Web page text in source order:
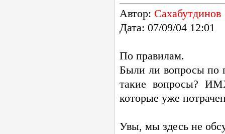
Автор: Сахабутдинов
Дата: 07/09/04 12:01
По правилам.
Были ли вопросы по
такие вопросы?
которые уже
Увы, мы здесь не